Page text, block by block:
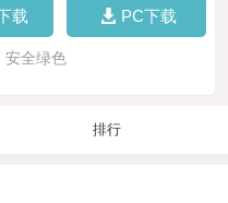
载 PC下载
安全绿色
排行